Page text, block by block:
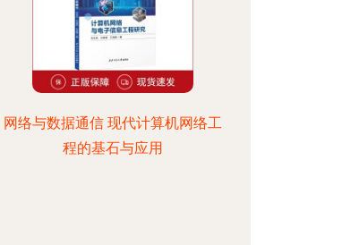
网络与数据通信 现代计算机网络工
程的基石与应用